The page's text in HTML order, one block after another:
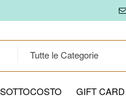
GIFT CARD